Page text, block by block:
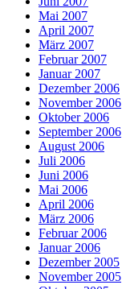
Mai 2007
April 2007
März 2007
Februar 2007
Januar 2007
Dezember 2006
November 2006
Oktober 2006
September 2006
August 2006
Juli 2006
Juni 2006
Mai 2006
April 2006
März 2006
Februar 2006
Januar 2006
Dezember 2005
November 2005